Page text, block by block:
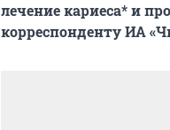
лечение кариеса* и
корреспонденту ИА